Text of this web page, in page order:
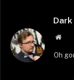
Oh